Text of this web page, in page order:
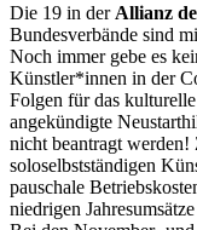
Die 19 in der Allianz
Bundesverbände sind
Noch immer gebe es
Künstler*innen in der
Folgen für das
angekündigte
nicht beantragt
soloselbstständigen
pauschale
niedrigen